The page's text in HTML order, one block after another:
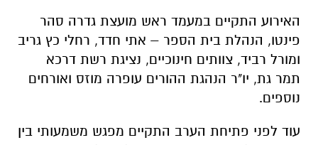
האירוע התקיים במעמד ראש מועצת גדרה סהר
פינטו, הנהלת בית הספר – אתי חדד, רחלי כץ גריב
ומורל רביד, צוותים חינוכיים, נציגת רשת דרכא
תמר גת, יו"ר הנהגת ההורים עופרה מוזס ואורחים
נוספים.
עוד לפני פתיחת הערב התקיים מפגש משמעותי בין